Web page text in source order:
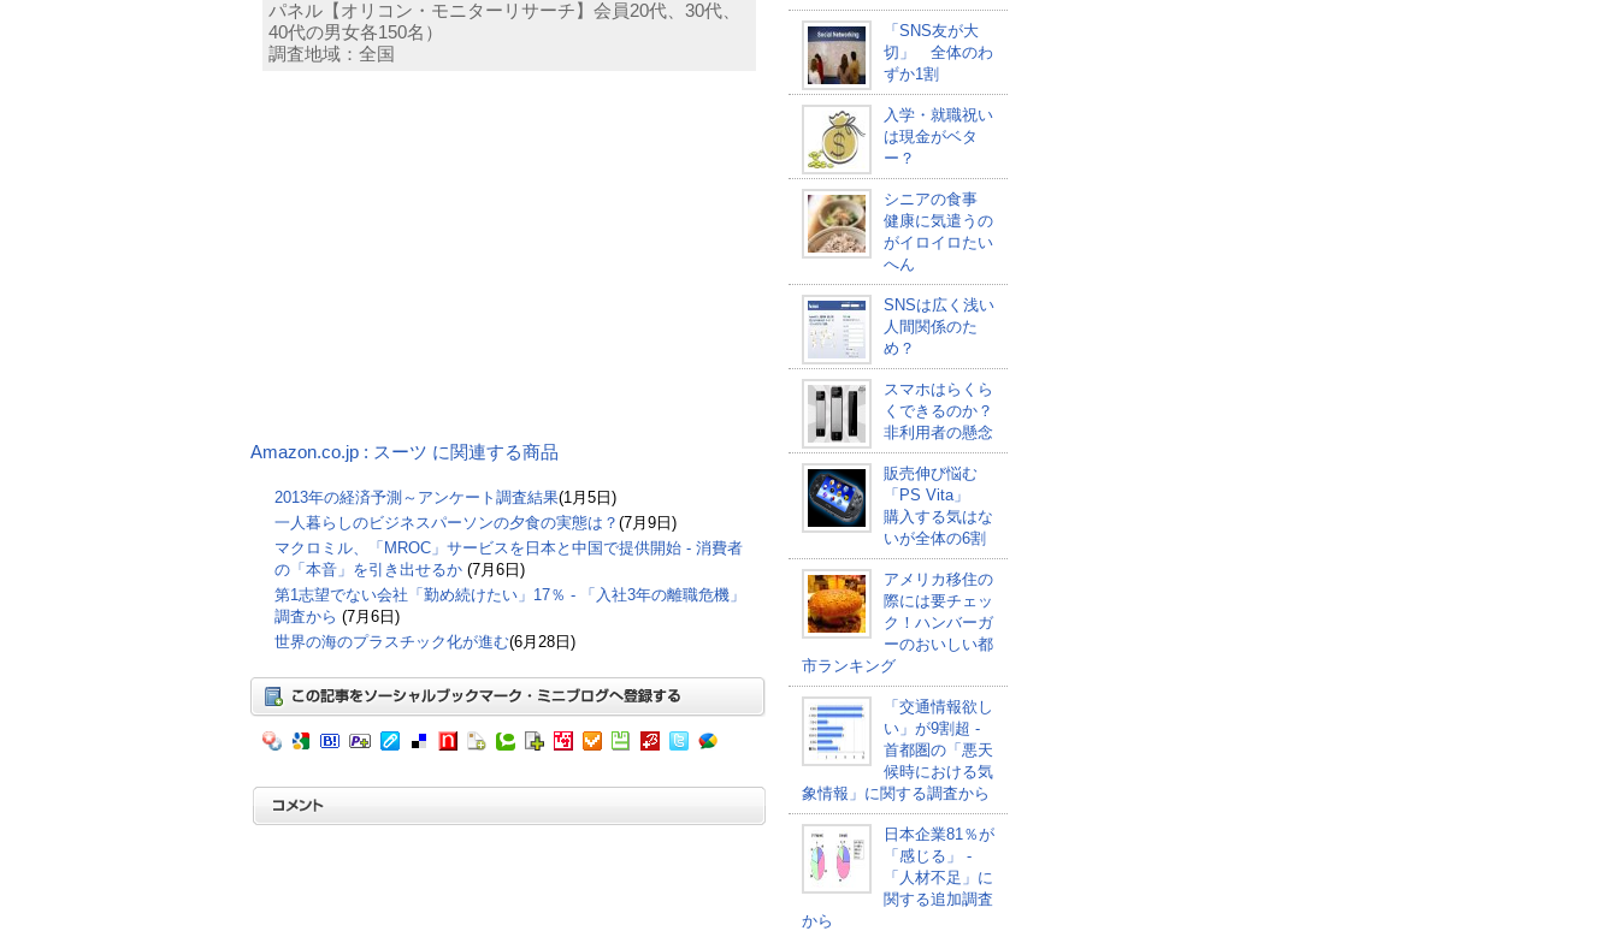
パネル【オリコン・モニターリサーチ】会員20代、30代、
40代の男女各150名）
調査地域：全国
Amazon.co.jp : スーツ に関連する商品
2013年の経済予測～アンケート調査結果(1月5日)
一人暮らしのビジネスパーソンの夕食の実態は？ (7月9日)
マクロミル、「MROC」サービスを日本と中国で提供開始 - 消費者
の「本音」を引き出せるか (7月6日)
第1志望でない会社「勤め続けたい」17％ - 「入社3年の離職危機」
調査から (7月6日)
世界の海のプラスチック化が進む(6月28日)
「SNS友が大
切」 全体のわ
ずか1割
入学・就職祝い
は現金がベタ
ー？
シニアの食事
健康に気遣うの
がイロイロたい
へん
SNSは広く浅い
人間関係のた
め？
スマホはらくら
くできるのか？
非利用者の懸念
販売伸び悩む
「PS Vita」
購入する気はな
いが全体の6割
アメリカ移住の
際には要チェッ
ク！ハンバーガ
ーのおいしい都
市ランキング
「交通情報欲し
い」が9割超 -
首都圏の「悪天
候時における気
象情報」に関する調査から
日本企業81％が
「感じる」 -
「人材不足」に
関する追加調査
から